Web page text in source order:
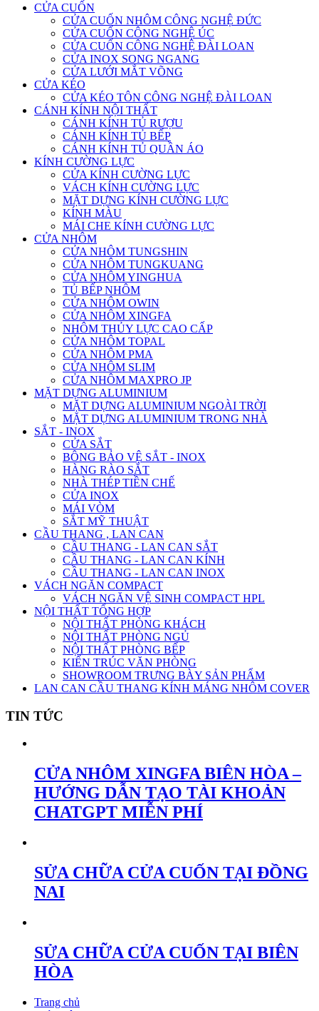
CỬA CUỐN
CỬA CUỐN NHÔM CÔNG NGHỆ ĐỨC
CỬA CUỐN CÔNG NGHỆ ÚC
CỬA CUỐN CÔNG NGHỆ ĐÀI LOAN
CỬA INOX SONG NGANG
CỬA LƯỚI MẮT VÕNG
CỬA KÉO
CỬA KÉO TÔN CÔNG NGHỆ ĐÀI LOAN
CÁNH KÍNH NỘI THẤT
CÁNH KÍNH TỦ RƯỢU
CÁNH KÍNH TỦ BẾP
CÁNH KÍNH TỦ QUẦN ÁO
KÍNH CƯỜNG LỰC
CỬA KÍNH CƯỜNG LỰC
VÁCH KÍNH CƯỜNG LỰC
MẶT DỰNG KÍNH CƯỜNG LỰC
KÍNH MÀU
MÁI CHE KÍNH CƯỜNG LỰC
CỬA NHÔM
CỬA NHÔM TUNGSHIN
CỬA NHÔM TUNGKUANG
CỬA NHÔM YINGHUA
TỦ BẾP NHÔM
CỬA NHÔM OWIN
CỬA NHÔM XINGFA
NHÔM THỦY LỰC CAO CẤP
CỬA NHÔM TOPAL
CỬA NHÔM PMA
CỬA NHÔM SLIM
CỬA NHÔM MAXPRO JP
MẶT DỰNG ALUMINIUM
MẶT DỰNG ALUMINIUM NGOÀI TRỜI
MẶT DỰNG ALUMINIUM TRONG NHÀ
SẮT - INOX
CỬA SẮT
BÔNG BẢO VỆ SẮT - INOX
HÀNG RÀO SẮT
NHÀ THÉP TIỀN CHẾ
CỬA INOX
MÁI VÒM
SẮT MỸ THUẬT
CẦU THANG , LAN CAN
CẦU THANG - LAN CAN SẮT
CẦU THANG - LAN CAN KÍNH
CẦU THANG - LAN CAN INOX
VÁCH NGĂN COMPACT
VÁCH NGĂN VỆ SINH COMPACT HPL
NỘI THẤT TỔNG HỢP
NỘI THẤT PHÒNG KHÁCH
NỘI THẤT PHÒNG NGỦ
NỘI THẤT PHÒNG BẾP
KIẾN TRÚC VĂN PHÒNG
SHOWROOM TRƯNG BÀY SẢN PHẨM
LAN CAN CẦU THANG KÍNH MÁNG NHÔM COVER
TIN TỨC
CỬA NHÔM XINGFA BIÊN HÒA –
HƯỚNG DẪN TẠO TÀI KHOẢN
CHATGPT MIỄN PHÍ
SỬA CHỮA CỬA CUỐN TẠI ĐỒNG
NAI
SỬA CHỮA CỬA CUỐN TẠI BIÊN
HÒA
Trang chủ